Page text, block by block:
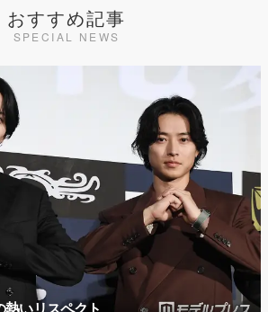
おすすめ記事
SPECIAL NEWS
いリスペクト